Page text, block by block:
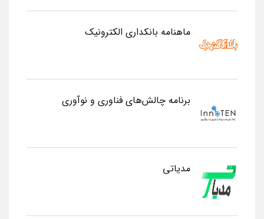
ماهنامه بانکداری الکترونیک
برنامه چالش‌های فناوری و نوآوری
مدیاتی